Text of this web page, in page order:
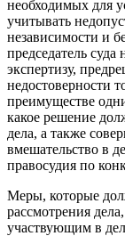
необходимых для
учитывать
независимости и
председатель суда
экспертизу,
недостоверности
преимуществе
какое решение
дела, а также
вмешательство в
правосудия по
Меры, которые
рассмотрения
участвующим в